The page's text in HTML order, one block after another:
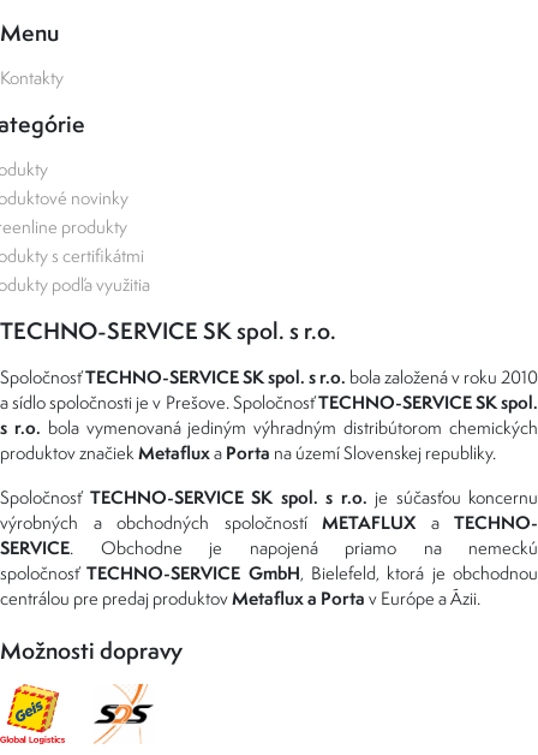
Menu
Kontakty
novinky
produkty
s certifikátmi
podľa využitia
TECHNO-SERVICE SK spol. s r.o.
SpoločnosťTECHNO-SERVICE SK spol. s r.o. bola založená v roku 2010
a sídlo spoločnosti je v Prešove. SpoločnosťTECHNO-SERVICE SK spol.
s r.o. bola vymenovaná jediným výhradným distribútorom chemických
produktov značiekMetafluxa Porta na území Slovenskej republiky.
Spoločnosť TECHNO-SERVICE SK spol. s r.o. je súčasťou koncernu
výrobných a obchodných spoločností METAFLUXa TECHNO-
SERVICE. Obchodne je napojená priamo na nemeckú
spoločnosťTECHNO-SERVICE GmbH, Bielefeld, ktorá je obchodnou
centrálou pre predaj produktovMetaflux a Porta v Európe a Ázii.
Možnosti dopravy